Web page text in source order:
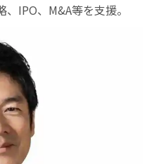
IPO、M&A等を支援。